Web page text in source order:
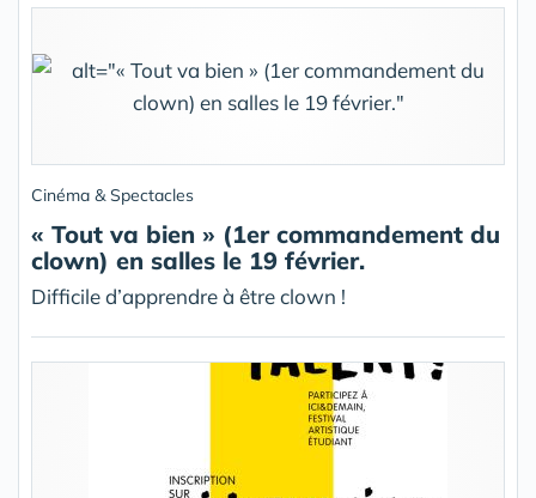
Cinéma & Spectacles
« Tout va bien » (1er commandement du
clown) en salles le 19 février.
Difficile d’apprendre à être clown !